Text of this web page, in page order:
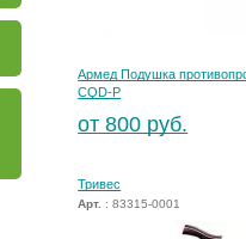
Армед Подушка
CQD-P
от 800 руб.
Тривес
Арт. : 83315-0001